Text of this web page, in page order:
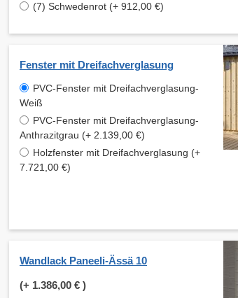
(7) Schwedenrot (+ 912,00 €)
Fenster mit Dreifachverglasung
PVC-Fenster mit Dreifachverglasung-
Weiß
PVC-Fenster mit Dreifachverglasung-
Anthrazitgrau (+ 2.139,00 €)
Holzfenster mit Dreifachverglasung (+
7.721,00 €)
Wandlack Paneeli-Ässä 10
(+ 1.386,00 € )